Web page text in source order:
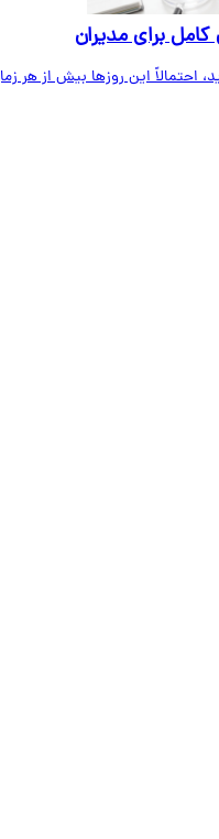
برای مدیران
این روزها بیش از هر زمان